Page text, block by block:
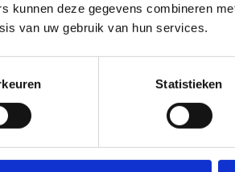
kunnen deze gegevens combineren
van uw gebruik van hun services.
Statistieken